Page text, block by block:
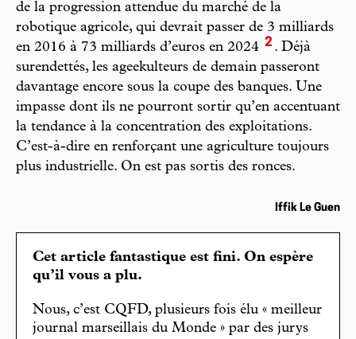
de la progression attendue du marché de la
robotique agricole, qui devrait passer de 3 milliards
en 2016 à 73 milliards d’euros en 2024 2 . Déjà
surendettés, les ageekulteurs de demain passeront
davantage encore sous la coupe des banques. Une
impasse dont ils ne pourront sortir qu’en accentuant
la tendance à la concentration des exploitations.
C’est-à-dire en renforçant une agriculture toujours
plus industrielle. On est pas sortis des ronces.
Iffik Le Guen
Cet article fantastique est fini. On espère
qu’il vous a plu.
Nous, c’est CQFD, plusieurs fois élu « meilleur
journal marseillais du Monde » par des jurys